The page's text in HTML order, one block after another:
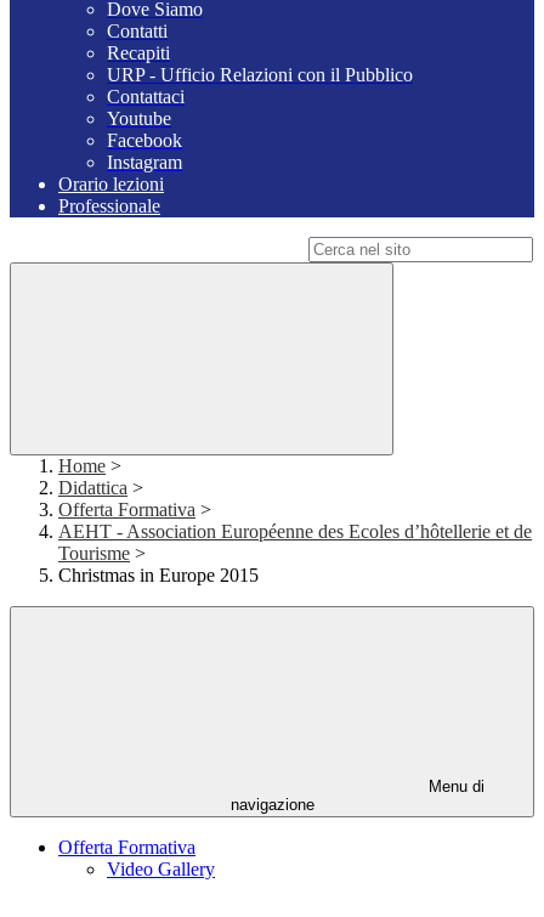
Dove Siamo
Contatti
Recapiti
URP - Ufficio Relazioni con il Pubblico
Contattaci
Youtube
Facebook
Instagram
Orario lezioni
Professionale
Home >
Didattica >
Offerta Formativa >
AEHT - Association Européenne des Ecoles d’hôtellerie et de
Tourisme >
Christmas in Europe 2015
Menu di
navigazione
Offerta Formativa
Video Gallery